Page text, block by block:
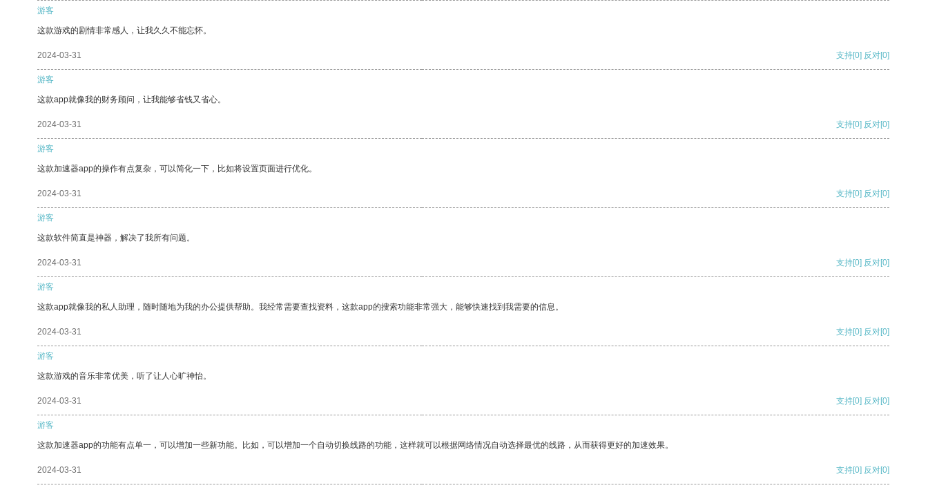
游客
这款游戏的剧情非常感人，让我久久不能忘怀。
2024-03-31 支持[0] 反对[0]
游客
这款app就像我的财务顾问，让我能够省钱又省心。
2024-03-31 支持[0] 反对[0]
游客
这款加速器app的操作有点复杂，可以简化一下，比如将设置页面进行优化。
2024-03-31 支持[0] 反对[0]
游客
这款软件简直是神器，解决了我所有问题。
2024-03-31 支持[0] 反对[0]
游客
这款app就像我的私人助理，随时随地为我的办公提供帮助。我经常需要查找资料，这款app的搜索功能非常强大，能够快速找到我需要的信息。
2024-03-31 支持[0] 反对[0]
游客
这款游戏的音乐非常优美，听了让人心旷神怡。
2024-03-31 支持[0] 反对[0]
游客
这款加速器app的功能有点单一，可以增加一些新功能。比如，可以增加一个自动切换线路的功能，这样就可以根据网络情况自动选择最优的线路，从而获得更好的加速效果。
2024-03-31 支持[0] 反对[0]